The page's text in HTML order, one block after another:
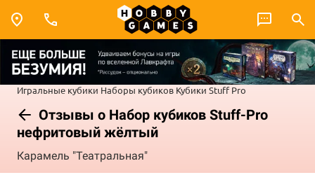
Игральные кубики Наборы кубиков Кубики Stuff Pro
Отзывы о Набор кубиков Stuff-Pro
нефритовый жёлтый
Карамель "Театральная"